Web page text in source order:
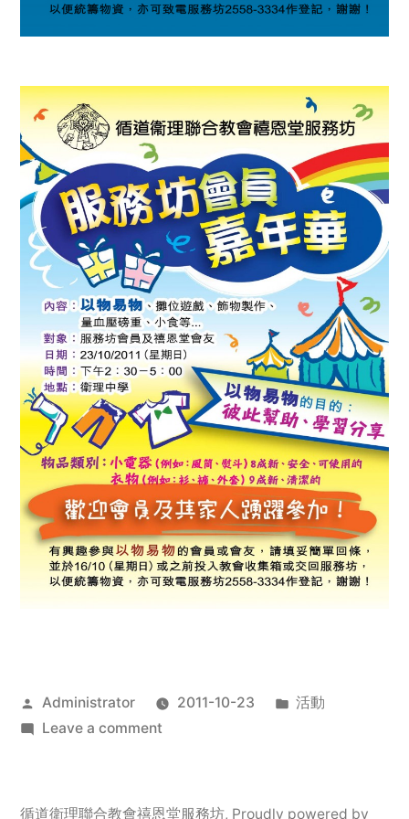
Posted
by
Administrator 2011-10-23
Posted
活動
Leave a commenton
服
循道衛理聯合教會禧恩堂服務坊, Proudly powered by